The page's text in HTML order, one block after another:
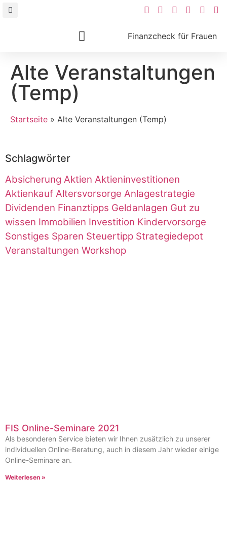
Finanzcheck für Frauen
Alte Veranstaltungen
(Temp)
Startseite » Alte Veranstaltungen (Temp)
Schlagwörter
Absicherung Aktien Aktieninvestitionen
Aktienkauf Altersvorsorge Anlagestrategie
Dividenden Finanztipps Geldanlagen Gut zu
wissen Immobilien Investition Kindervorsorge
Sonstiges Sparen Steuertipp Strategiedepot
Veranstaltungen Workshop
FIS Online-Seminare 2021
Als besonderen Service bieten wir Ihnen zusätzlich zu unserer
individuellen Online-Beratung, auch in diesem Jahr wieder einige
Online-Seminare an.
Weiterlesen »